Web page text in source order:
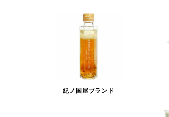
紀ノ国屋ブランド